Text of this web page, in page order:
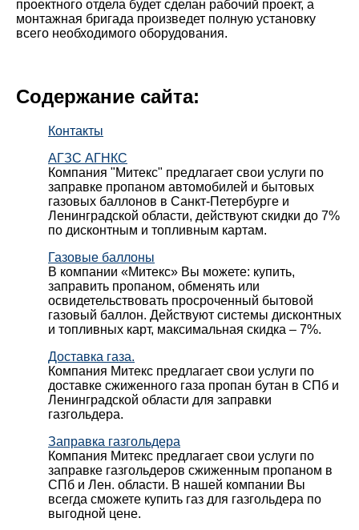
проектного отдела будет сделан рабочий проект, а
монтажная бригада произведет полную установку
всего необходимого оборудования.
Содержание сайта:
Контакты
АГЗС АГНКС
Компания "Митекс" предлагает свои услуги по
заправке пропаном автомобилей и бытовых
газовых баллонов в Санкт-Петербурге и
Ленинградской области, действуют скидки до 7%
по дисконтным и топливным картам.
Газовые баллоны
В компании «Митекс» Вы можете: купить,
заправить пропаном, обменять или
освидетельствовать просроченный бытовой
газовый баллон. Действуют системы дисконтных
и топливных карт, максимальная скидка – 7%.
Доставка газа.
Компания Митекс предлагает свои услуги по
доставке сжиженного газа пропан бутан в СПб и
Ленинградской области для заправки
газгольдера.
Заправка газгольдера
Компания Митекс предлагает свои услуги по
заправке газгольдеров сжиженным пропаном в
СПб и Лен. области. В нашей компании Вы
всегда сможете купить газ для газгольдера по
выгодной цене.